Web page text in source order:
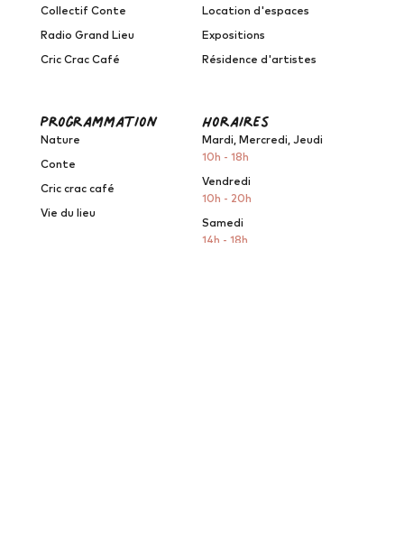
Collectif Conte
Radio Grand Lieu
Cric Crac Café
Location d'espaces
Expositions
Résidence d'artistes
programmation
Nature
Conte
Cric crac café
Vie du lieu
horaires
Mardi, Mercredi, Jeudi
10h - 18h
Vendredi
10h - 20h
Samedi
14h - 18h